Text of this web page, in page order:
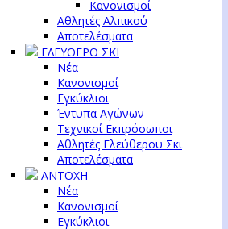
Κανονισμοί
Αθλητές Αλπικού
Αποτελέσματα
ΕΛΕΥΘΕΡΟ ΣΚΙ
Νέα
Κανονισμοί
Εγκύκλιοι
Έντυπα Αγώνων
Τεχνικοί Εκπρόσωποι
Αθλητές Ελεύθερου Σκι
Αποτελέσματα
ΑΝΤΟΧΗ
Νέα
Κανονισμοί
Εγκύκλιοι